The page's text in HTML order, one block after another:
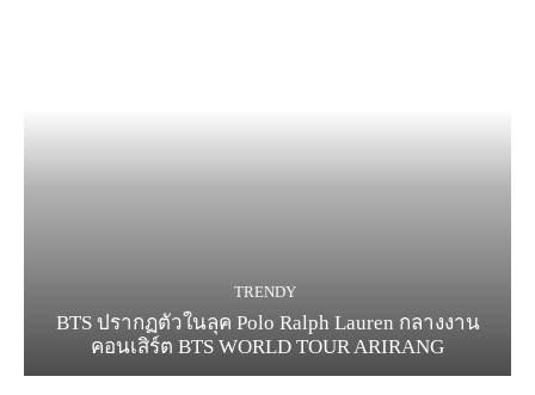
TRENDY
BTS ปรากฏตัวในลุค Polo Ralph Lauren กลางงาน
คอนเสิร์ต BTS WORLD TOUR ARIRANG